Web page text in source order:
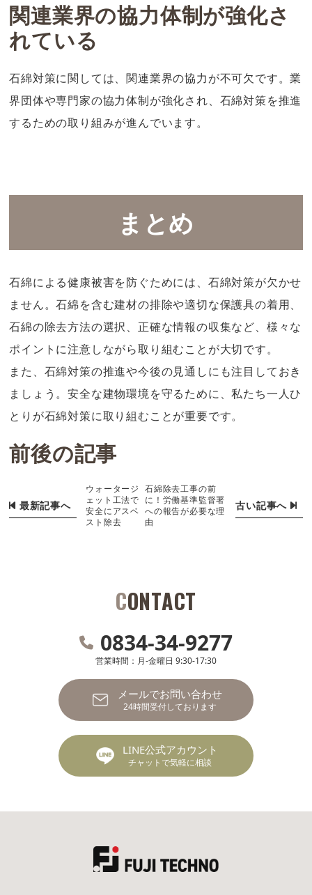
関連業界の協力体制が強化さ
れている
石綿対策に関しては、関連業界の協力が不可欠です。業
界団体や専門家の協力体制が強化され、石綿対策を推進
するための取り組みが進んでいます。
まとめ
石綿による健康被害を防ぐためには、石綿対策が欠かせ
ません。石綿を含む建材の排除や適切な保護具の着用、
石綿の除去方法の選択、正確な情報の収集など、様々な
ポイントに注意しながら取り組むことが大切です。
また、石綿対策の推進や今後の見通しにも注目しておき
ましょう。安全な建物環境を守るために、私たち一人ひ
とりが石綿対策に取り組むことが重要です。
前後の記事
最新記事へ
ウォータージ
ェット工法で
安全にアスベ
スト除去
古い記事へ
石綿除去工事の前
に！労働基準監督署
への報告が必要な理
由
CONTACT
0834-34-9277
営業時間：月-金曜日 9:30-17:30
メールでお問い合わせ
24時間受付しております
LINE公式アカウント
チャットで気軽に相談